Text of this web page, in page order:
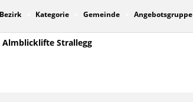
Bezirk Kategorie Gemeinde Angebotsgruppe
Almblicklifte Strallegg